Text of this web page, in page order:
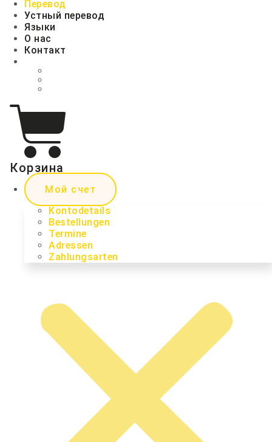
Перевод
Устный перевод
Языки
О нас
Контакт
Корзина
Мой счет
Kontodetails
Bestellungen
Termine
Adressen
Zahlungsarten